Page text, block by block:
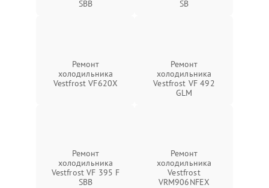
SBB
SB
Ремонт
холодильника
Vestfrost VF620X
Ремонт
холодильника
Vestfrost VF 492
GLM
Ремонт
холодильника
Vestfrost VF 395 F
SBB
Ремонт
холодильника
Vestfrost
VRM906NFEX